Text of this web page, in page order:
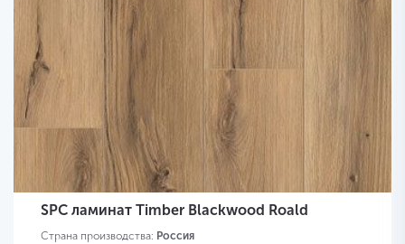
SPC ламинат Timber Blackwood Roald
Страна производства: Россия